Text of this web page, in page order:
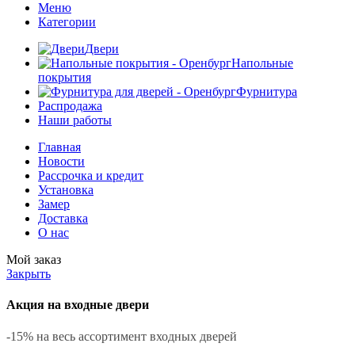
Меню
Категории
Двери
Напольные
покрытия
Фурнитура
Распродажа
Наши работы
Главная
Новости
Рассрочка и кредит
Установка
Замер
Доставка
О нас
Мой заказ
Закрыть
Акция на входные двери
-15% на весь ассортимент входных дверей